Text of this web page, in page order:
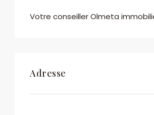
Votre conseiller Olmeta
Adresse